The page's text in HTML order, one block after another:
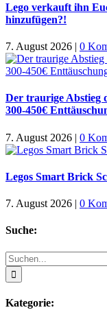
Lego verkauft ihn
hinzufügen?!
7. August 2026 | 0
Der traurige Abstieg
300-450€
7. August 2026 | 0
Legos Smart Brick
7. August 2026 | 0
Suche:
Suche
nach:
Kategorie: